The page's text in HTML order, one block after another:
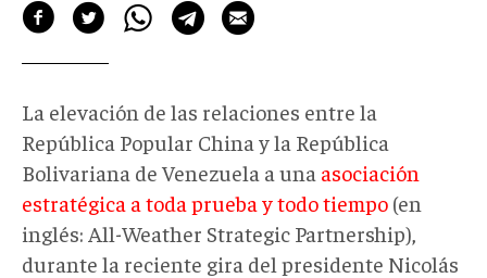
La elevación de las relaciones entre la
República Popular China y la República
Bolivariana de Venezuela a una asociación
estratégica a toda prueba y todo tiempo (en
inglés: All-Weather Strategic Partnership),
durante la reciente gira del presidente Nicolás